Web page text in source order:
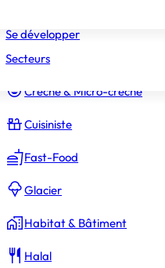
Constructeur Piscines & Spas
Crèche & Micro-crèche
Cuisiniste
Fast-Food
Glacier
Habitat & Bâtiment
Halal
Se développer
Secteurs